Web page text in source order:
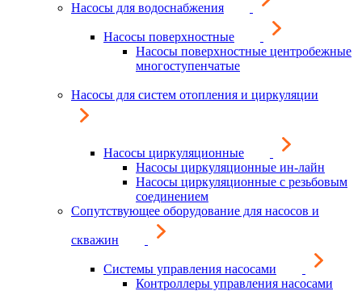
Насосы для водоснабжения
Насосы поверхностные
Насосы поверхностные центробежные
многоступенчатые
Насосы для систем отопления и циркуляции
Насосы циркуляционные
Насосы циркуляционные ин-лайн
Насосы циркуляционные с резьбовым
соединением
Сопутствующее оборудование для насосов и
скважин
Системы управления насосами
Контроллеры управления насосами